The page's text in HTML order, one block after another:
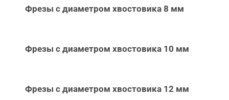
Фрезы с диаметром хвостовика 8 мм
Фрезы с диаметром хвостовика 10 мм
Фрезы с диаметром хвостовика 12 мм